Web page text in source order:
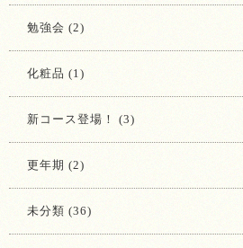
勉強会 (2)
化粧品 (1)
新コース登場！ (3)
更年期 (2)
未分類 (36)